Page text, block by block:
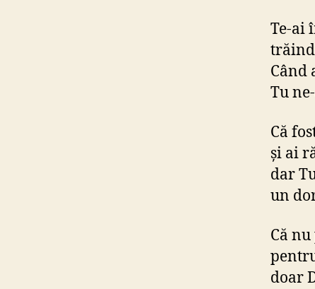
Te-ai
Când
Tu
Că
şi ai
dar
un
Că
doar